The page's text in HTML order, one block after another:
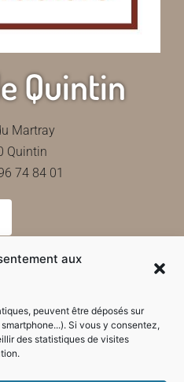
aux
peuvent être déposés sur
Si vous y consentez,
des statistiques de visites
Quintin
Martray
Quintin
74 84 01
de la mairie